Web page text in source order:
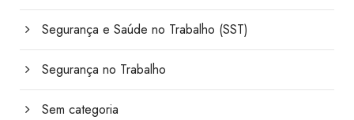
Segurança e Saúde no Trabalho (SST)
Segurança no Trabalho
Sem categoria